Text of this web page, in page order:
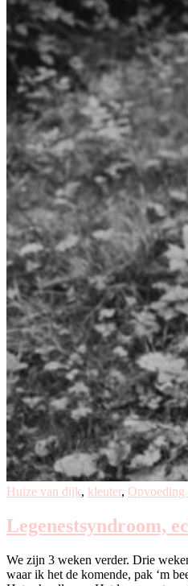
Huize van dijk, kleuter,
Legenestsyndroom,
We zijn 3 weken verder. Drie
waar ik het de komende, pak ‘m